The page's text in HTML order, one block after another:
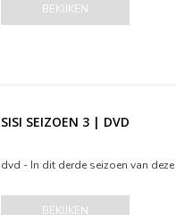
BEKIJKEN
SISI SEIZOEN 3 | DVD
dvd - In dit derde seizoen van
BEKIJKEN